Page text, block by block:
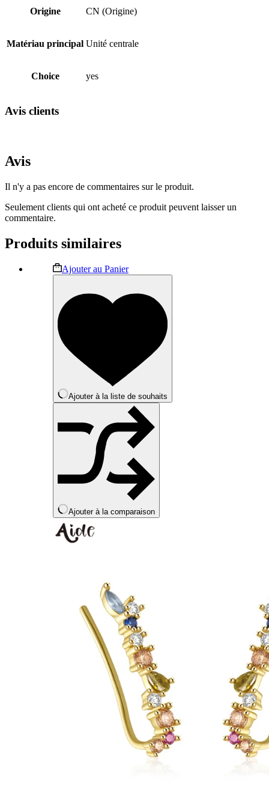
Origine CN (Origine)
Matériau principal Unité centrale
Choice yes
Avis clients
Avis
Il n'y a pas encore de commentaires sur le produit.
Seulement clients qui ont acheté ce produit peuvent laisser un
commentaire.
Produits similaires
Ajouter au PanierCe
plusieurs
variations.
choisies
sur
page
du
produit
Ajouter à la liste de souhaits
Ajouter à la comparaison